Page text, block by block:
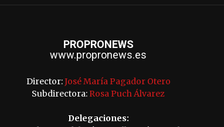
PROPRONEWS
www.propronews.es
Director:José María Pagador Otero
Subdirectora: Rosa Puch Álvarez
Delegaciones: